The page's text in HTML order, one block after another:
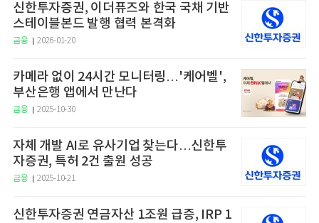
신한투자증권, 이더퓨즈와 한국 국채 기반
스테이블본드 발행 협력 본격화
금융 2026-01-20
카메라 없이 24시간 모니터링…'케어벨',
부산은행 앱에서 만난다
금융 2025-10-30
자체 개발 AI로 유사기업 찾는다…신한투
자증권, 특허 2건 출원 성공
금융 2025-10-21
신한투자증권 연금자산 1조원 급증, IRP 1